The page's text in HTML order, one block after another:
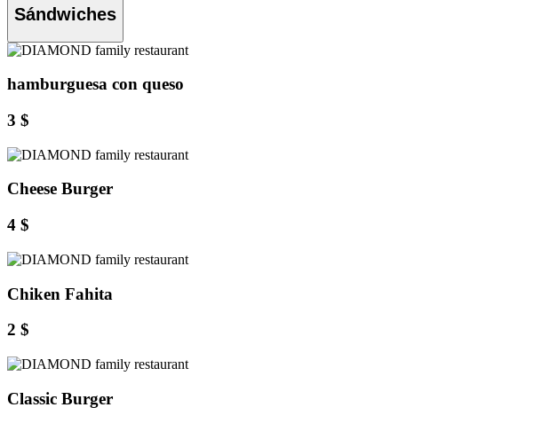
Sándwiches
hamburguesa con queso
3 $
Cheese Burger
4 $
Chiken Fahita
2 $
Classic Burger